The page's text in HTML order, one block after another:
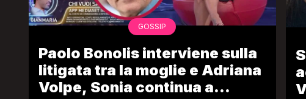
GOSSIP
Paolo Bonolis interviene sulla
litigata tra la moglie e Adriana
Volpe, Sonia continua a